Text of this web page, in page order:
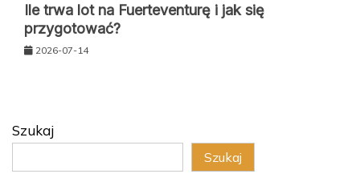
Ile trwa lot na Fuerteventurę i jak się
przygotować?
2026-07-14
Szukaj
Szukaj